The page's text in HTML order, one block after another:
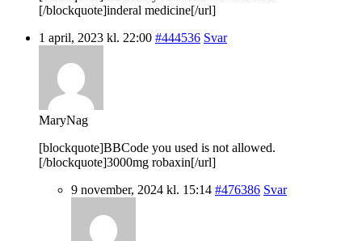
[/blockquote]inderal medicine[/url]
1 april, 2023 kl. 22:00 #444536 Svar
MaryNag
[blockquote]BBCode you used is not allowed.
[/blockquote]3000mg robaxin[/url]
9 november, 2024 kl. 15:14 #476386 Svar